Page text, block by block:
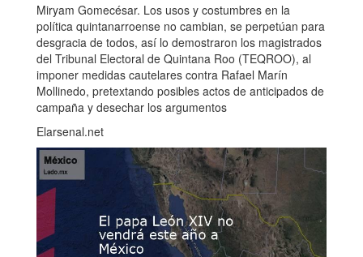
Miryam Gomecésar. Los usos y costumbres en la
política quintanarroense no cambian, se perpetúan para
desgracia de todos, así lo demostraron los magistrados
del Tribunal Electoral de Quintana Roo (TEQROO), al
imponer medidas cautelares contra Rafael Marín
Mollinedo, pretextando posibles actos de anticipados de
campaña y desechar los argumentos
Elarsenal.net